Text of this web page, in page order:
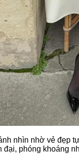
nhìn nhờ vẻ đẹp
đại, phóng khoáng